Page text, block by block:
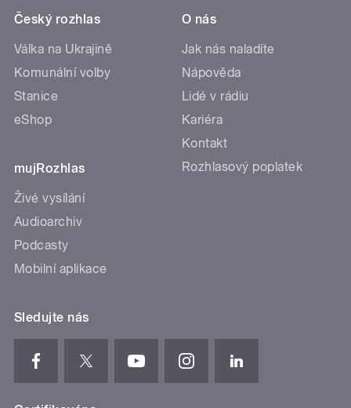
Český rozhlas
Válka na Ukrajině
Komunální volby
Stanice
eShop
mujRozhlas
Živé vysílání
Audioarchiv
Podcasty
Mobilní aplikace
O nás
Jak nás naladíte
Nápověda
Lidé v rádiu
Kariéra
Kontakt
Rozhlasový poplatek
Sledujte nás